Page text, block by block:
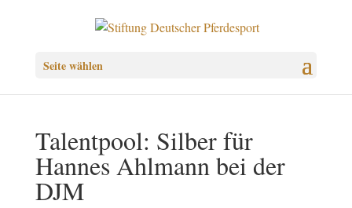
Seite wählen
Talentpool: Silber für
Hannes Ahlmann bei der
DJM